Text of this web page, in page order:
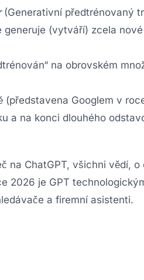
(Generativní předtrénovaný
(vytváří) zcela
na obrovském
Googlem v
a na konci dlouhého
na ChatGPT, všichni vědí, o
2026 je GPT
a firemní asistenti.